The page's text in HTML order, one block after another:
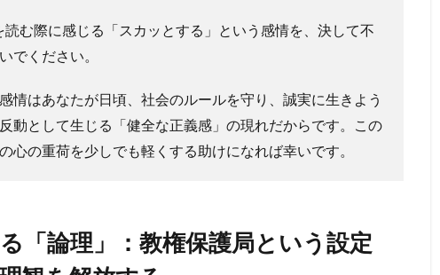
読む際に感じる「スカッとする」という感情を、決して不
でください。
情はあなたが日頃、社会のルールを守り、誠実に生きよう
動として生じる「健全な正義感」の現れだからです。この
心の重荷を少しでも軽くする助けになれば幸いです。
「論理」：教権保護局という設定